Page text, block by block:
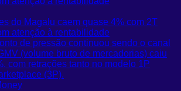
do Magalu caem quase 4% com 2T
atenção à rentabilidade
de pressão continuou sendo o canal
(volume bruto de mercadorias) caiu
com retrações tanto no modelo 1P
(3P).